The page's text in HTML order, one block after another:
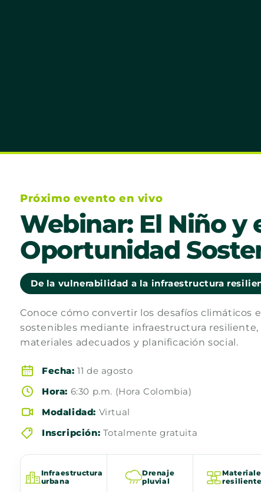
Próximo evento en vivo
Webinar: El Niño y
Oportunidad
De la vulnerabilidad a la infraestructura
Conoce cómo convertir los desafíos climáticos
sostenibles mediante infraestructura resiliente,
materiales adecuados y planificación social.
Fecha: 11 de agosto
Hora: 6:30 p.m. (Hora Colombia)
Modalidad: Virtual
Inscripción: Totalmente gratuita
Infraestructura
urbana
Drenaje
pluvial